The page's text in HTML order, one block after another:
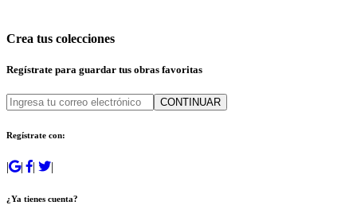
Crea tus colecciones
Regístrate para guardar tus obras favoritas
CONTINUAR
Regístrate con:
| | | |
¿Ya tienes cuenta?